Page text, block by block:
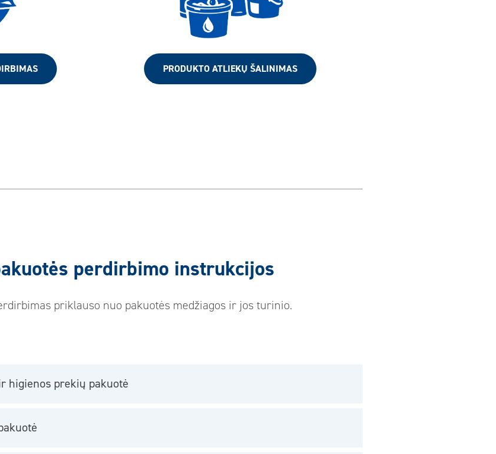
PRODUKTO ATLIEKŲ ŠALINIMAS
perdirbimo instrukcijos
priklauso nuo pakuotės medžiagos ir jos turinio.
higienos prekių pakuotė